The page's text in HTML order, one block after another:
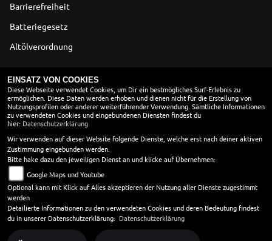
Barrierefreiheit
Batteriegesetz
Altölverordnung
ÖFFNUNGSZEITEN
Montag:
10:00 - 18:00
Dienstag:
10:00 - 18:00
Mittwoch:
10:00 - 18:00
Donnerstag:
10:00 - 18:00
Freitag:
10:00 - 18:00
Samstag:
10:00 - 13:00
Sonntag:
geschlossen
in den Wintermonaten vom 01. 11 - 28.02. öffnen wir erst
um 10 Uhr.
EINSATZ VON COOKIES
Diese Webseite verwendet Cookies, um Dir ein bestmögliches Surf-Erlebnis zu
ermöglichen. Diese Daten werden erhoben und dienen nicht für die Erstellung von
Nutzungsprofilen oder anderer weiterführender Verwendung. Sämtliche Informationen
zu verwendeten Cookies und eingebundenen Diensten findest du
hier: Datenschutzerklärung
Wir verwenden auf dieser Website folgende Dienste, welche erst nach deiner aktiven
Zustimmung eingebunden werden.
Bitte hake dazu den jeweiligen Dienst an und klicke auf Übernehmen:
Google Maps und Youtube
Optional kann mit Klick auf Alles akzeptieren der Nutzung aller Dienste zugestimmt
werden
Detailierte Informationen zu den verwendeten Cookies und deren Bedeutung findest
du in unserer Datenschutzerklärung: Datenschutzerklärung